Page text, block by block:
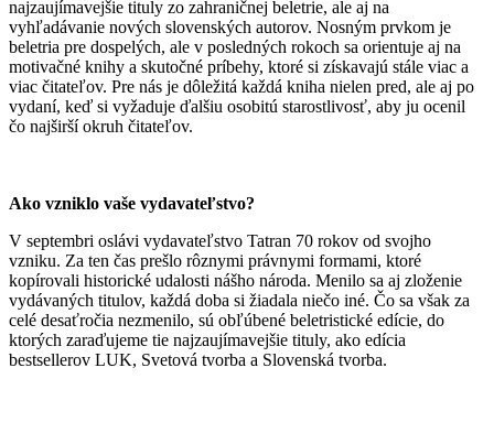
najzaujímavejšie tituly zo zahraničnej beletrie, ale aj na
vyhľadávanie nových slovenských autorov. Nosným prvkom je
beletria pre dospelých, ale v posledných rokoch sa orientuje aj na
motivačné knihy a skutočné príbehy, ktoré si získavajú stále viac a
viac čitateľov. Pre nás je dôležitá každá kniha nielen pred, ale aj po
vydaní, keď si vyžaduje ďalšiu osobitú starostlivosť, aby ju ocenil
čo najširší okruh čitateľov.
Ako vzniklo vaše vydavateľstvo?
V septembri oslávi vydavateľstvo Tatran 70 rokov od svojho
vzniku. Za ten čas prešlo rôznymi právnymi formami, ktoré
kopírovali historické udalosti nášho národa. Menilo sa aj zloženie
vydávaných titulov, každá doba si žiadala niečo iné. Čo sa však za
celé desaťročia nezmenilo, sú obľúbené beletristické edície, do
ktorých zaraďujeme tie najzaujímavejšie tituly, ako edícia
bestsellerov LUK, Svetová tvorba a Slovenská tvorba.